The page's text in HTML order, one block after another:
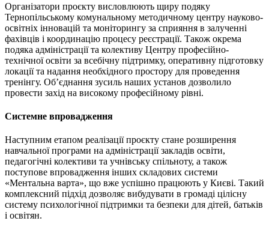
Організатори проєкту висловлюють щиру подяку
Тернопільському комунальному методичному центру науково-
освітніх інновацій та моніторингу за сприяння в залученні
фахівців і координацію процесу реєстрації. Також окрема
подяка адміністрації та колективу Центру професійно-
технічної освіти за всебічну підтримку, оперативну підготовку
локації та надання необхідного простору для проведення
тренінгу. Об’єднання зусиль наших установ дозволило
провести захід на високому професійному рівні.
Системне впровадження
Наступним етапом реалізації проєкту стане розширення
навчальної програми на адміністрації закладів освіти,
педагогічні колективи та учнівську спільноту, а також
поступове впровадження інших складових системи
«Ментальна варта», що вже успішно працюють у Києві. Такий
комплексний підхід дозволяє вибудувати в громаді цілісну
систему психологічної підтримки та безпеки для дітей, батьків
і освітян.